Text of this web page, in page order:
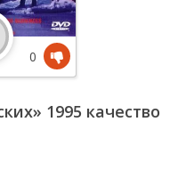
1995 качество
0